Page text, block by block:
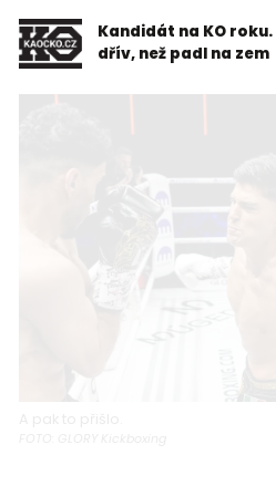
Kandidát na KO
dřív, než padl na zem